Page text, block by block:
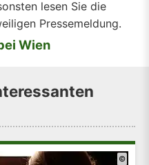
lesen Sie die
Pressemeldung.
Wien
©